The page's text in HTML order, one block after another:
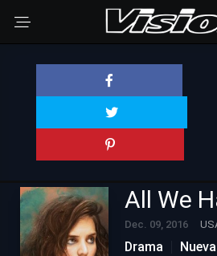
All We
Dec. 09, 2016
Drama